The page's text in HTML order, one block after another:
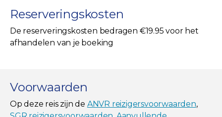
Reserveringskosten
De reserveringskosten bedragen €19.95 voor het
afhandelen van je boeking
Voorwaarden
Op deze reis zijn de ANVR reizigersvoorwaarden,